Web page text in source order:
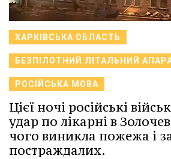
ХАРКІВСЬКА ОБЛАСТЬ
БЕЗПІЛОТНИЙ ЛІТАЛЬНИЙ
РОСІЙСЬКА МОВА
Цієї ночі російські
удар по лікарні в
чого виникла пожежа і
постраждалих.